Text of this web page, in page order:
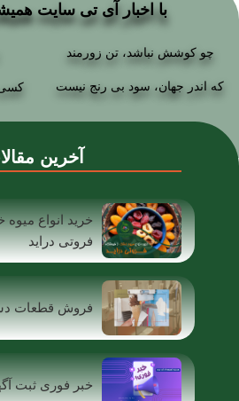
با اخبار آی تی سایت
چو کوشش نباشد، تن زورمند
که اندر جهان، سود بی رنج نیست کسی
آخرین
خرید انواع
فروتی دراید
فروش قطعات
خبر فوری ثبت